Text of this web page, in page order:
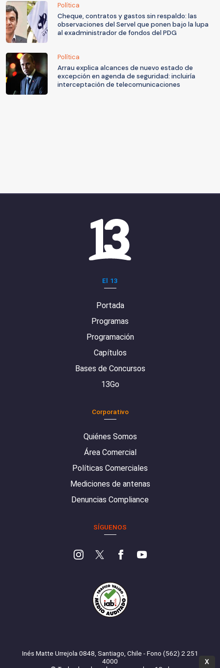
Política
Cheque, contratos y gastos sin respaldo: las
observaciones del Servel que ponen bajo la lupa
al exadministrador de fondos del PDG
Política
Arrau explica alcances de nuevo estado de
excepción en agenda de seguridad: incluiría
interceptación de telecomunicaciones
El 13
Portada
Programas
Programación
Capítulos
Bases de Concursos
13Go
Corporativo
Quiénes Somos
Área Comercial
Políticas Comerciales
Mediciones de antenas
Denuncias Compliance
SÍGUENOS
Inés Matte Urrejola 0848, Santiago, Chile - Fono (562) 2 251
4000
X